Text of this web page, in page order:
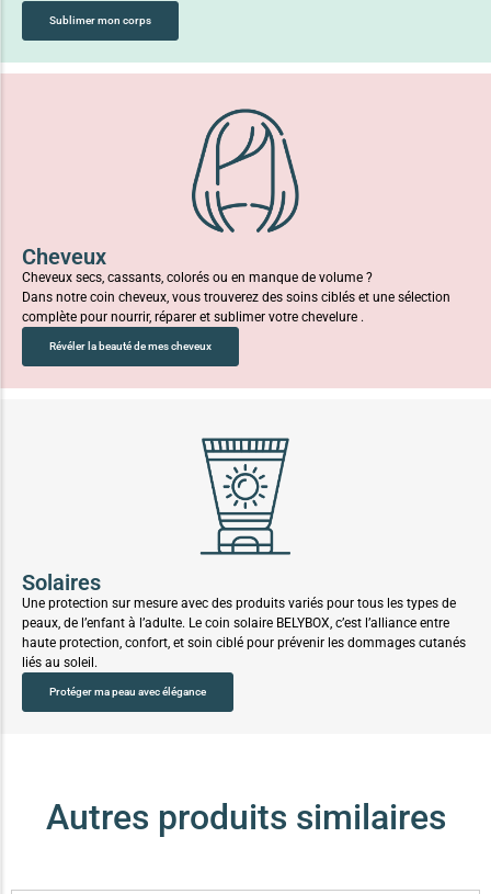
Sublimer mon corps
Cheveux
Cheveux secs, cassants, colorés ou en manque de volume ?
Dans notre coin cheveux, vous trouverez des soins ciblés et une sélection
complète pour nourrir, réparer et sublimer votre chevelure .
Révéler la beauté de mes cheveux
Solaires
Une protection sur mesure avec des produits variés pour tous les types de
peaux, de l’enfant à l’adulte. Le coin solaire BELYBOX, c’est l’alliance entre
haute protection, confort, et soin ciblé pour prévenir les dommages cutanés
liés au soleil.
Protéger ma peau avec élégance
Autres produits similaires